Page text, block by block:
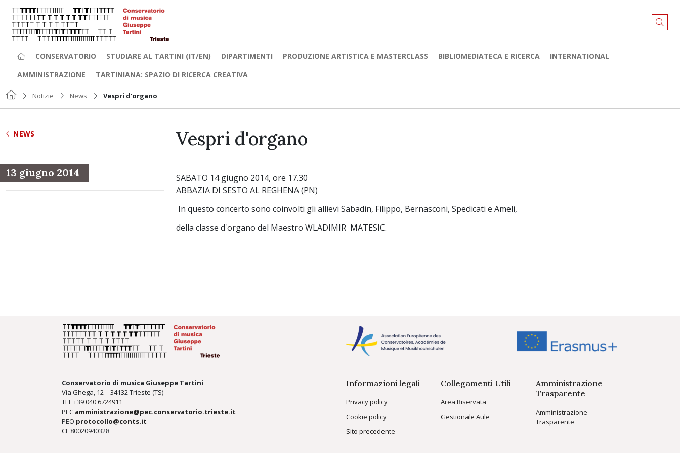
CONSERVATORIO STUDIARE AL TARTINI (IT/EN) DIPARTIMENTI PRODUZIONE ARTISTICA E MASTERCLASS BIBLIOMEDIATECA E RICERCA
INTERNATIONAL
AMMINISTRAZIONE
TARTINIANA: SPAZIO DI RICERCA CREATIVA
Notizie News Vespri d'organo
NEWS
13 giugno 2014
Vespri d'organo
SABATO 14 giugno 2014, ore 17.30
ABBAZIA DI SESTO AL REGHENA (PN)
In questo concerto sono coinvolti gli allievi Sabadin, Filippo, Bernasconi, Spedicati e Ameli,
della classe d'organo del Maestro WLADIMIR MATESIC.
Conservatorio di musica Giuseppe Tartini
Via Ghega, 12 – 34132 Trieste (TS)
TEL +39040 6724911
PEC amministrazione@pec.conservatorio.trieste.it
PEO protocollo@conts.it
CF 80020940328
Informazioni legali
Privacy policy
Cookie policy
Sito precedente
Collegamenti Utili
Area Riservata
Gestionale Aule
Amministrazione
Trasparente
Amministrazione
Trasparente